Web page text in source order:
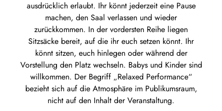
ausdrücklich erlaubt. Ihr könnt jederzeit eine Pause
machen, den Saal verlassen und wieder
zurückkommen. In der vordersten Reihe liegen
Sitzsäcke bereit, auf die ihr euch setzen könnt. Ihr
könnt sitzen, euch hinlegen oder während der
Vorstellung den Platz wechseln. Babys und Kinder sind
willkommen. Der Begriff „Relaxed Performance“
bezieht sich auf die Atmosphäre im Publikumsraum,
nicht auf den Inhalt der Veranstaltung.